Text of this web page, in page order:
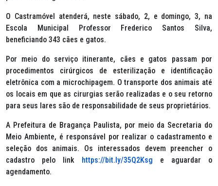
O Castramóvel atenderá, neste sábado, 2, e domingo, 3, na
Escola Municipal Professor Frederico Santos Silva,
beneficiando 343 cães e gatos.
Por meio do serviço itinerante, cães e gatos passam por
procedimentos cirúrgicos de esterilização e identificação
eletrônica com a microchipagem. O transporte dos animais até
os locais em que as cirurgias serão realizadas e o seu retorno
para seus lares são de responsabilidade de seus proprietários.
A Prefeitura de Bragança Paulista, por meio da Secretaria do
Meio Ambiente, é responsável por realizar o cadastramento e
seleção dos animais. Os interessados devem preencher o
cadastro pelo link https://bit.ly/35Q2Ksg e aguardar o
agendamento.